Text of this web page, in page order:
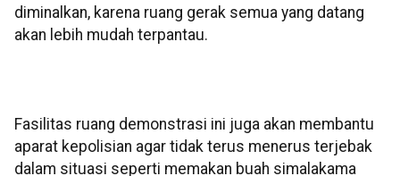
diminalkan, karena ruang gerak semua yang datang
akan lebih mudah terpantau.
Fasilitas ruang demonstrasi ini juga akan membantu
aparat kepolisian agar tidak terus menerus terjebak
dalam situasi seperti memakan buah simalakama